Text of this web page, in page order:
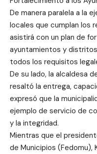
De manera paralela a la
locales que cumplan los
asistirá con un plan de
ayuntamientos y
todos los requisitos
De su lado, la alcaldesa
resaltó la entrega,
expresó que la
ejemplo de servicio de
y la integridad.
Mientras que el
de Municipios (Fedomu),